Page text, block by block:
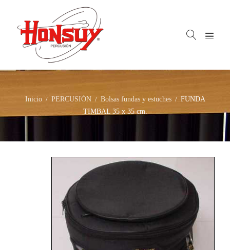
Inicio / PERCUSIÓN / Bolsas fundas y estuches / FUNDA
TIMBAL 35 x 35 cm.